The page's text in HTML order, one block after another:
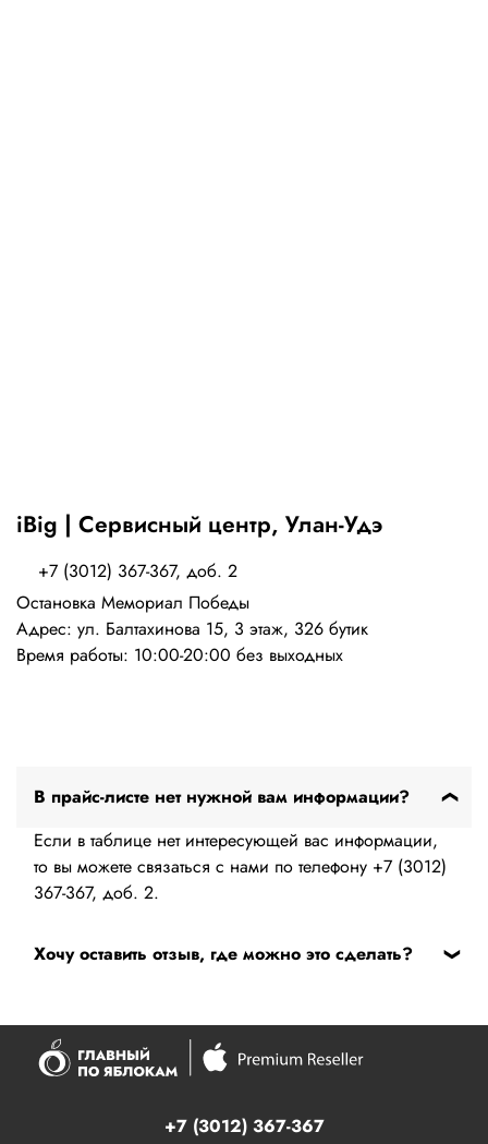
iBig | Сервисный центр, Улан-Удэ
+7 (3012) 367-367, доб. 2
Остановка Мемориал Победы
Адрес: ул. Балтахинова 15, 3 этаж, 326 бутик
Время работы: 10:00-20:00 без выходных
В прайс-листе нет нужной вам информации?
Если в таблице нет интересующей вас информации,
то вы можете связаться с нами по телефону +7 (3012)
367-367, доб. 2.
Хочу оставить отзыв, где можно это сделать?
вы можете оставить обращение в
форме обратной
связи
+7 (3012) 367-367